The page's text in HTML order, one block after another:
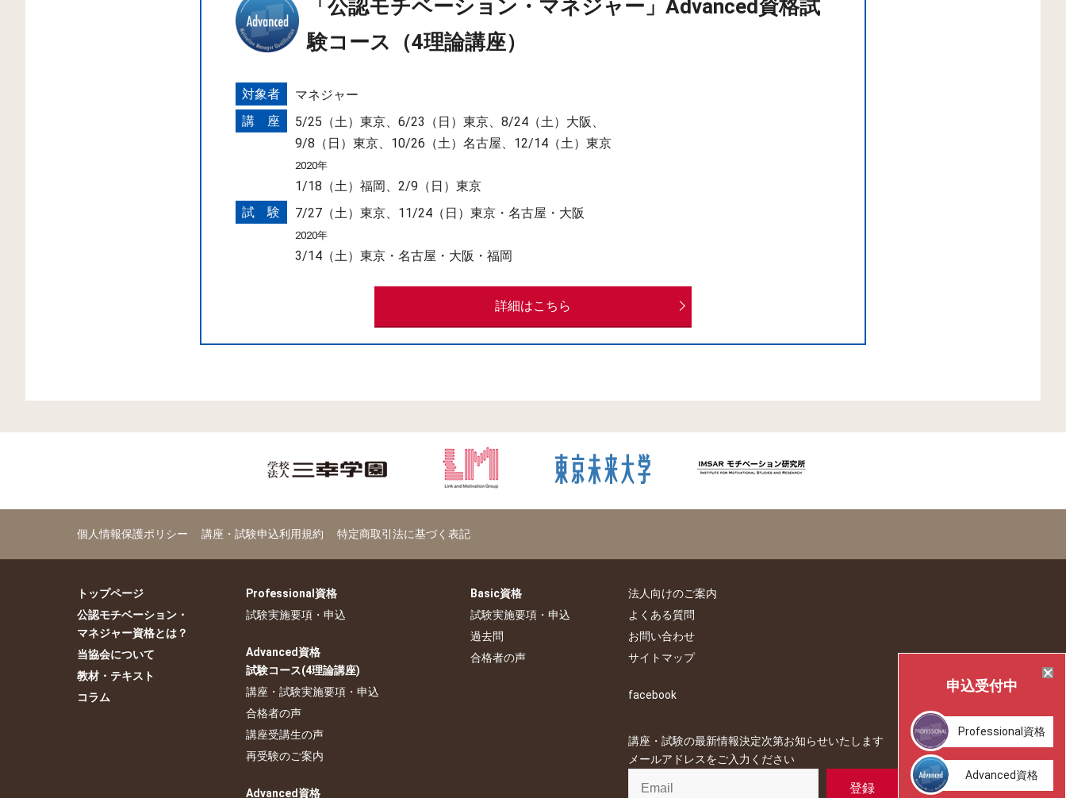
「公認モチベーション・マネジャー」Advanced資格試
験コース（4理論講座）
対象者
マネジャー
講 座
5/25（土）東京、6/23（日）東京、8/24（土）大阪、
9/8（日）東京、10/26（土）名古屋、12/14（土）東京
2020年
1/18（土）福岡、2/9（日）東京
試 験
7/27（土）東京、11/24（日）東京・名古屋・大阪
2020年
3/14（土）東京・名古屋・大阪・福岡
詳細はこちら
申込受付中
Professional 資格
Advanced資格
個人情報保護ポリシー 講座・試験申込利用規約 特定商取引法に基づく表記
トップページ
公認モチベーション・
マネジャー資格とは？
当協会について
教材・テキスト
コラム
Professional資格
試験実施要項・申込
Advanced資格
試験コース(4理論講座)
講座・試験実施要項・申込
合格者の声
講座受講生の声
再受験のご案内
Advanced資格
Basic資格
試験実施要項・申込
過去問
合格者の声
法人向けのご案内
よくある質問
お問い合わせ
サイトマップ
facebook
講座・試験の最新情報決定次第お知らせいたします
メールアドレスをご入力ください